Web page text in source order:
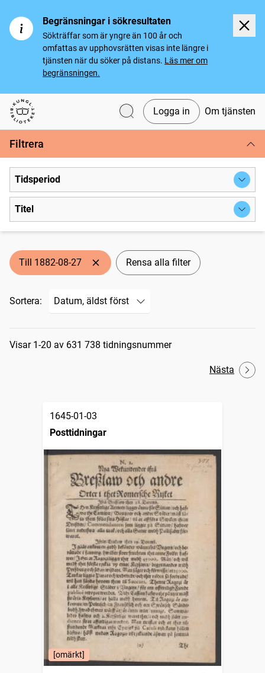
Begränsningar i sökresultaten
Sökträffar som är yngre än 100 år och
omfattas av upphovsrätten visas inte längre i
tjänsten när du söker på distans. Läs mer om
begränsningen.
Svenska tidningar
Logga in Om tjänsten
Filtrera
Tidsperiod
Titel
Till 1882-08-27 Rensa alla filter
Sortera:
Sökresultat
Visar 1-20 av 631 738 tidningsnummer
Nästa
1645-01-03
Posttidningar
[omärkt]